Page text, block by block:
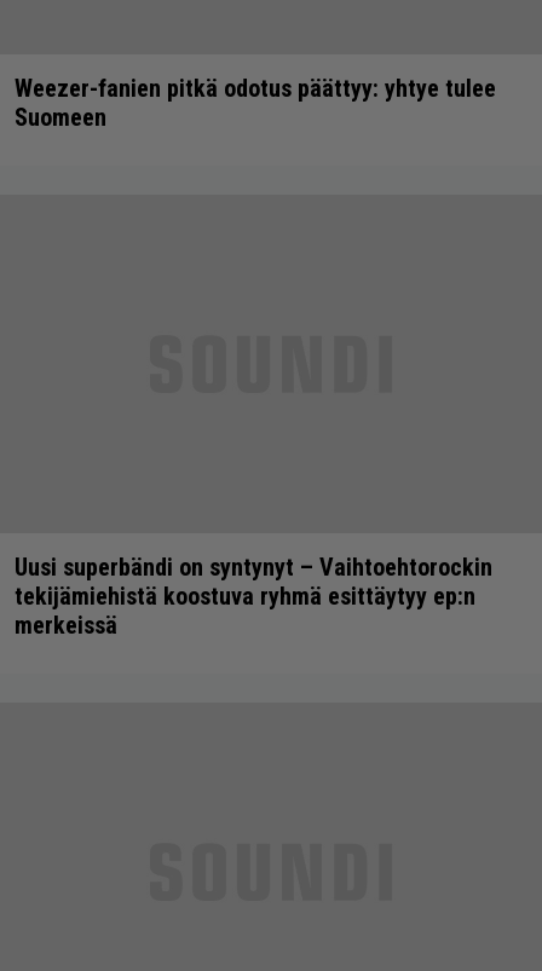
Weezer-fanien pitkä odotus päättyy: yhtye tulee
Suomeen
Uusi superbändi on syntynyt – Vaihtoehtorockin
tekijämiehistä koostuva ryhmä esittäytyy ep:n
merkeissä